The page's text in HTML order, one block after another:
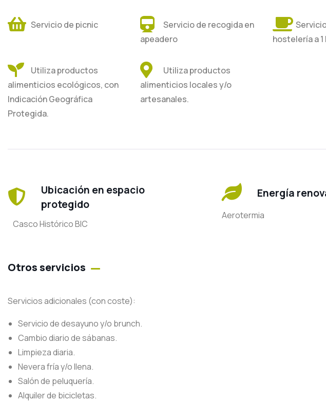
Servicio de picnic
Servicio de recogida en
apeadero
hostelería a 1
Utiliza productos
alimenticios ecológicos, con
Indicación Geográfica
Protegida.
Utiliza productos
alimenticios locales y/o
artesanales.
Ubicación en espacio
protegido
Casco Histórico BIC
Energía
Aerotermia
Otros servicios
Servicios adicionales (con coste):
Servicio de desayuno y/o brunch.
Cambio diario de sábanas.
Limpieza diaria.
Nevera fría y/o llena.
Salón de peluquería.
Alquiler de bicicletas.